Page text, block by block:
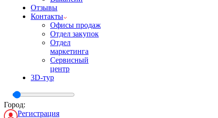
Отзывы
Контакты
Офисы продаж
Отдел закупок
Отдел
маркетинга
Сервисный
центр
3D-тур
Город:
Регистрация